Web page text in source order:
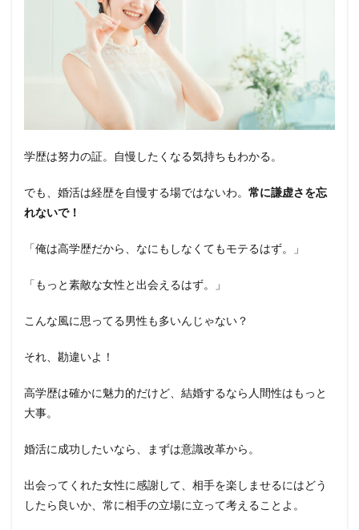
学歴は努力の証。自慢したくなる気持ちもわかる。
でも、婚活は経歴を自慢する場ではないわ。 常に謙虚さを忘
れないで！
「俺は高学歴だから、なにもしなくてもモテるはず。」
「もっと素敵な女性と出会えるはず。」
こんな風に思ってる男性も多いんじゃない？
それ、勘違いよ！
高学歴は確かに魅力的だけど、結婚するなら人間性はもっと
大事。
婚活に成功したいなら、まずは意識改革から。
出会ってくれた女性に感謝して、相手を楽しませるにはどう
したら良いか、常に相手の立場に立って考えることよ。